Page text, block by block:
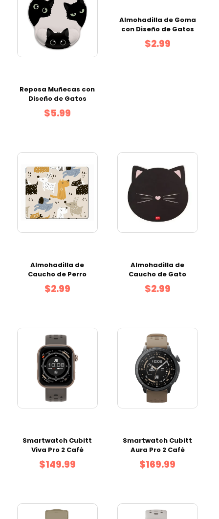
Reposa Muñecas con
Diseño de Gatos
$5.99
Almohadilla de Goma
con Diseño de Gatos
$2.99
Almohadilla de
Caucho de Perro
$2.99
Almohadilla de
Caucho de Gato
$2.99
Smartwatch Cubitt
Viva Pro 2 Café
$149.99
Smartwatch Cubitt
Aura Pro 2 Café
$169.99